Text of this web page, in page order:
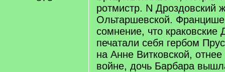
ротмистр. N Дроздовский
Ольтаршевской.
сомнение, что краковские
печатали себя гербом
на Анне Витковской,
войне, дочь Барбара